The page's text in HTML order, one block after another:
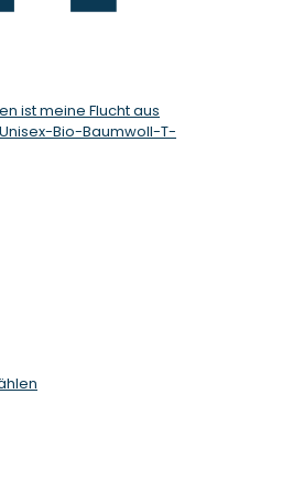
ist meine Flucht aus
Bio-Baumwoll-T-